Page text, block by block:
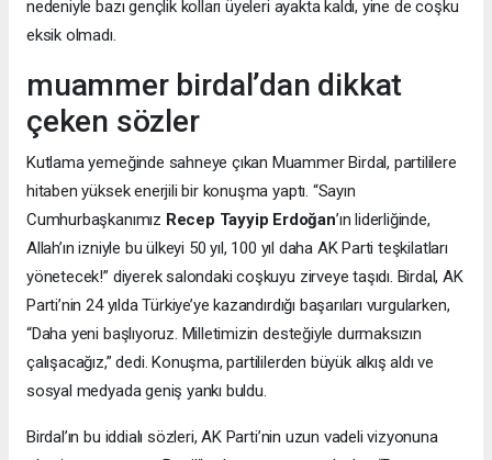
nedeniyle bazı gençlik kolları üyeleri ayakta kaldı, yine de coşku
eksik olmadı.
muammer birdal’dan dikkat
çeken sözler
Kutlama yemeğinde sahneye çıkan Muammer Birdal, partililere
hitaben yüksek enerjili bir konuşma yaptı. “Sayın
Cumhurbaşkanımız Recep Tayyip Erdoğan’ın liderliğinde,
Allah’ın izniyle bu ülkeyi 50 yıl, 100 yıl daha AK Parti teşkilatları
yönetecek!” diyerek salondaki coşkuyu zirveye taşıdı. Birdal, AK
Parti’nin 24 yılda Türkiye’ye kazandırdığı başarıları vurgularken,
“Daha yeni başlıyoruz. Milletimizin desteğiyle durmaksızın
çalışacağız,” dedi. Konuşma, partililerden büyük alkış aldı ve
sosyal medyada geniş yankı buldu.
Birdal’ın bu iddialı sözleri, AK Parti’nin uzun vadeli vizyonuna